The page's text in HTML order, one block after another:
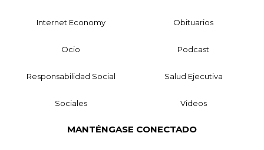
Internet Economy Obituarios
Ocio Podcast
Responsabilidad Social Salud Ejecutiva
Sociales Videos
MANTÉNGASE CONECTADO